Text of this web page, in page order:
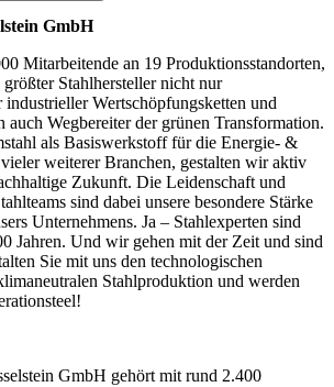
GmbH
Mitarbeitende an 19 Produktionsstandorten,
Stahlhersteller nicht nur
Wertschöpfungsketten und
auch Wegbereiter der grünen Transformation.
als Basiswerkstoff für die Energie- &
weiterer Branchen, gestalten wir aktiv
Zukunft. Die Leidenschaft und
sind dabei unsere besondere Stärke
Unternehmens. Ja – Stahlexperten sind
Jahren. Und wir gehen mit der Zeit und sind
Sie mit uns den technologischen
Stahlproduktion und werden
GmbH gehört mit rund 2.400